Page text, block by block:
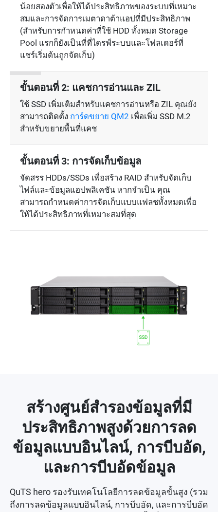
น้อยสองตัวเพื่อให้ได้ประสิทธิภาพของระบบที่เหมาะ
สมและการจัดการเมตาดาต้าแอปที่มีประสิทธิภาพ
(สำหรับการกำหนดค่าที่ใช้ HDD ทั้งหมด Storage
Pool แรกก็ยังเป็นที่ที่ไดรฟ์ระบบและโฟลเดอร์ที่
แชร์เริ่มต้นถูกจัดเก็บ)
ขั้นตอนที่ 2: แคชการอ่านและ ZIL
ใช้ SSD เพิ่มเติมสำหรับแคชการอ่านหรือ ZIL คุณยัง
สามารถติดตั้ง การ์ดขยาย QM2 เพื่อเพิ่ม SSD M.2
สำหรับขยายพื้นที่แคช
ขั้นตอนที่ 3: การจัดเก็บข้อมูล
จัดสรร HDDs/SSDs เพื่อสร้าง RAID สำหรับจัดเก็บ
ไฟล์และข้อมูลแอปพลิเคชัน หากจำเป็น คุณ
สามารถกำหนดค่าการจัดเก็บแบบแฟลชทั้งหมดเพื่อ
ให้ได้ประสิทธิภาพที่เหมาะสมที่สุด
สร้างศูนย์สำรองข้อมูลที่มี
ประสิทธิภาพสูงด้วยการลด
ข้อมูลแบบอินไลน์, การบีบอัด,
และการบีบอัดข้อมูล
QuTS hero รองรับเทคโนโลยีการลดข้อมูลขั้นสูง (รวม
ถึงการลดข้อมูลแบบอินไลน์, การบีบอัด, และการบีบอัด